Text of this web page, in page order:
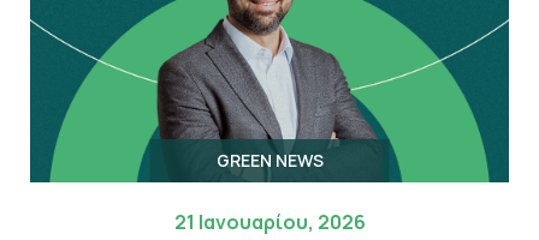
GREEN NEWS
21 Ιανουαρίου, 2026